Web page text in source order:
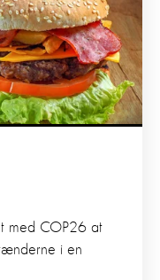
med COP26 at
i en